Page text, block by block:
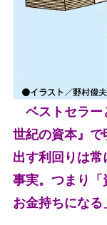
ベストセラー
世紀の資本』
出す利回りは常
事実。つまり
お金持ちになる